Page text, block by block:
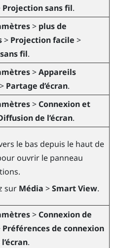
Projection sans fil.
> plus de
> Projection facile >
fil.
>Appareils
> Partage d’écran.
> Connexion et
de l’écran.
le bas depuis le haut de
ouvrir le panneau
sur Média >Smart View.
> Connexion de
Préférences de connexion
.